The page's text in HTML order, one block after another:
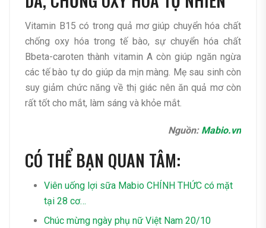
Vitamin B15 có trong quả mơ giúp chuyển hóa chất
chống oxy hóa trong tế bào, sự chuyển hóa chất
Bbeta-caroten thành vitamin A còn giúp ngăn ngừa
các tế bào tự do giúp da mịn màng. Mẹ sau sinh còn
suy giảm chức năng về thị giác nên ăn quả mơ còn
rất tốt cho mắt, làm sáng và khỏe mắt.
Nguồn: Mabio.vn
CÓ THỂ BẠN QUAN TÂM:
Viên uống lợi sữa Mabio CHÍNH THỨC có mặt
tại 28 cơ…
Chúc mừng ngày phụ nữ Việt Nam 20/10